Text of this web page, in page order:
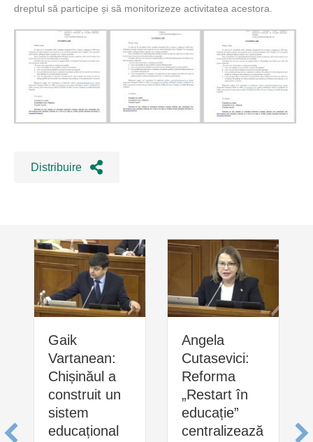
dreptul să participe și să monitorizeze activitatea acestora.
Distribuire
Gaik
Vartanean:
Chișinăul a
construit un
sistem
educațional
Angela
Cutasevici:
Reforma
„Restart în
educație”
centralizează